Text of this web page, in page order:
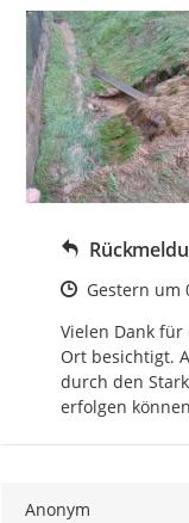
Zeitpunkt
Gestern um
Vielen Dank
Ort besichtigt.
durch den
erfolgen
Anonym